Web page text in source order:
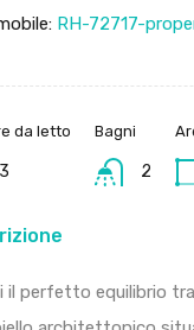
RH-72717-
da letto
3
Bagni
2
il perfetto equilibrio